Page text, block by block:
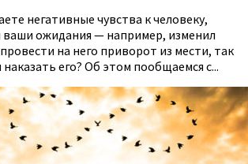
негативные чувства к человеку,
ожидания — например, изменил
на него приворот из мести, так
его? Об этом пообщаемся с...